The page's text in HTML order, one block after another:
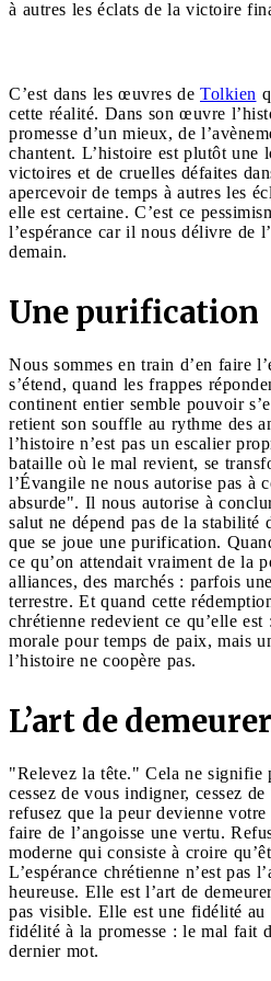
à autres les éclats de la victoire
C’est dans les œuvres de Tolkien
cette réalité. Dans son œuvre
promesse d’un mieux, de
chantent. L’histoire est plutôt une
victoires et de cruelles défaites
apercevoir de temps à autres les
elle est certaine. C’est ce
l’espérance car il nous délivre de
demain.
Une purification
Nous sommes en train d’en faire
s’étend, quand les frappes
continent entier semble pouvoir
retient son souffle au rythme des
l’histoire n’est pas un escalier
bataille où le mal revient, se
l’Évangile ne nous autorise pas à
absurde". Il nous autorise à
salut ne dépend pas de la stabilité
que se joue une purification.
ce qu’on attendait vraiment de la
alliances, des marchés : parfois
terrestre. Et quand cette
chrétienne redevient ce qu’elle
morale pour temps de paix, mais
l’histoire ne coopère pas.
L’art de
"Relevez la tête." Cela ne signifie
cessez de vous indigner, cessez
refusez que la peur devienne
faire de l’angoisse une vertu.
moderne qui consiste à croire
L’espérance chrétienne n’est pas
heureuse. Elle est l’art de
pas visible. Elle est une fidélité au
fidélité à la promesse : le mal fait
dernier mot.